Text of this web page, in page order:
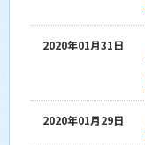
2020年01月31日
2020年01月29日